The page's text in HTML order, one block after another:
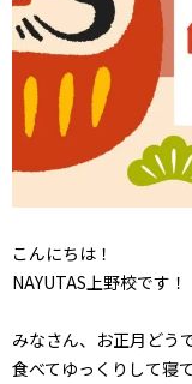
こんにちは！
NAYUTAS上野校です！
みなさん、お正月どう
食べてゆっくりして寝